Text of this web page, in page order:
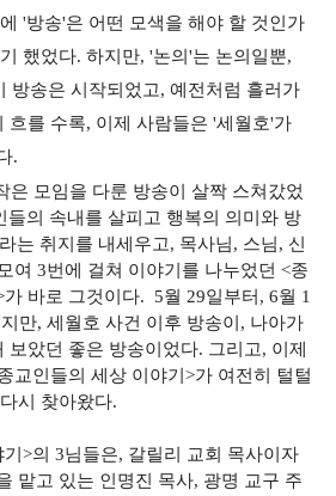
'방송'은 어떤 모색을 해야 할 것인가
했었다. 하지만, '논의'는 논의일뿐,
방송은 시작되었고, 예전처럼 흘러가
흐를 수록, 이제 사람들은 '세월호'가
.
은 모임을 다룬 방송이 살짝 스쳐갔었
들의 속내를 살피고 행복의 의미와 방
는 취지를 내세우고, 목사님, 스님, 신
여 3번에 걸쳐 이야기를 나누었던 <종
바로 그것이다. 5월 29일부터, 6월 1
만, 세월호 사건 이후 방송이, 나아가
보았던 좋은 방송이었다. 그리고, 이제
교인들의 세상 이야기>가 여전히 털털
시 찾아왔다.
>의 3님들은, 갈릴리 교회 목사이자
맡고 있는 인명진 목사, 광명 교구 주